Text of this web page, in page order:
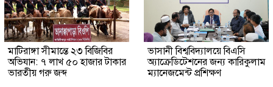
মাটিরাঙ্গা সীমান্তে ২৩ বিজিবির
অভিযান: ৭ লাখ ৫০ হাজার টাকার
ভারতীয় গরু জব্দ
ভাসানী বিশ্ববিদ্যালয়ে বিএসি
অ্যাক্রেডিটেশনের জন্য কারিকুলাম
ম্যানেজমেন্ট প্রশিক্ষণ